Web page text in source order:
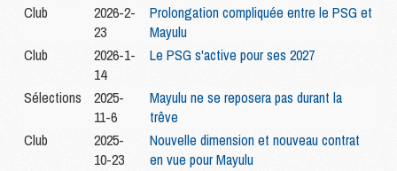
Club
2026-2-
23
Prolongation compliquée entre le PSG et
Mayulu
Club
2026-1-
14
Le PSG s'active pour ses 2027
Sélections
2025-
11-6
Mayulu ne se reposera pas durant la
trêve
Club
2025-
10-23
Nouvelle dimension et nouveau contrat
en vue pour Mayulu